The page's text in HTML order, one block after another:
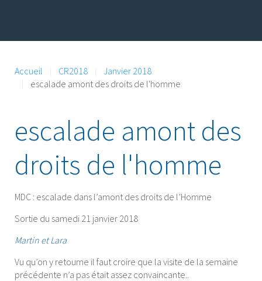
Accueil CR2018
Janvier 2018
escalade amont des droits de l'homme
escalade amont des
droits de l'homme
MDC : escalade dans l’amont des droits de l’Homme
Sortie du samedi 21 janvier 2018
Martin et Lara
Vu qu’on y retourne il faut croire que la visite de la semaine
précédente n’a pas était assez convaincante..